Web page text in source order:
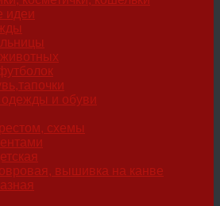
идеи
одежды и обуви
схемы
вышивка на канве